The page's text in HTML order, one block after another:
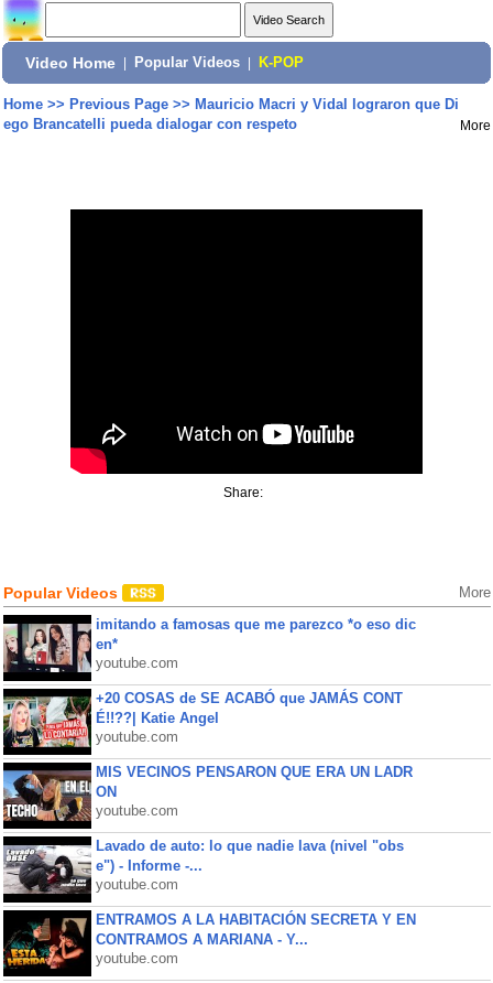
Video Home Popular Videos K-POP
Home>> Previous Page>> Mauricio Macri y Vidal lograron que Di
ego Brancatelli pueda dialogar con respeto
More
Share:
Popular Videos More
imitando a famosas que me parezco *o eso dic
en*
youtube.com
+20 COSAS de SE ACABÓ que JAMÁS CONT
É!!??| Katie Angel
youtube.com
MIS VECINOS PENSARON QUE ERA UN LADR
ON
youtube.com
Lavado de auto: lo que nadie lava (nivel "obs
e") - Informe -...
youtube.com
ENTRAMOS A LA HABITACIÓN SECRETA Y EN
CONTRAMOS A MARIANA - Y...
youtube.com